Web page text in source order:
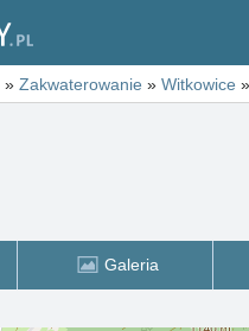
» Zakwaterowanie » Witkowice »
Galeria